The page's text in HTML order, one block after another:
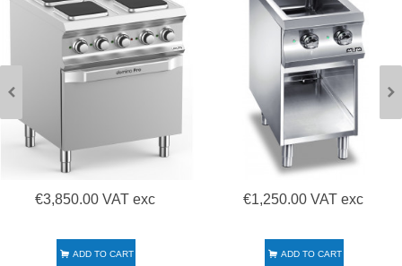
€3,850.00 VAT exc
ADD TO CART
€1,250.00 VAT exc
ADD TO CART